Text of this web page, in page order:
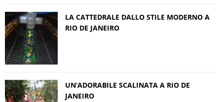
LA CATTEDRALE DALLO STILE MODERNO A
RIO DE JANEIRO
UN’ADORABILE SCALINATA A RIO DE
JANEIRO